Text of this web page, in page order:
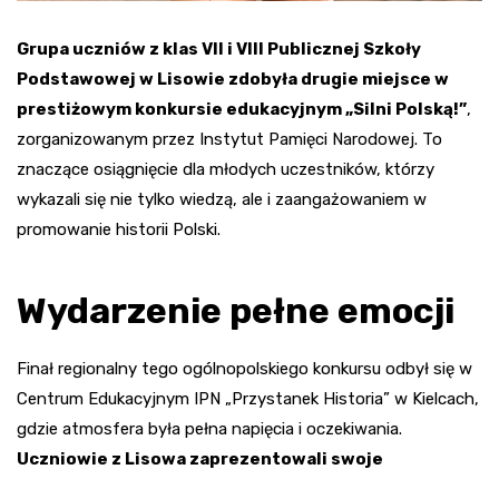
Grupa uczniów z klas VII i VIII Publicznej Szkoły
Podstawowej w Lisowie zdobyła drugie miejsce w
prestiżowym konkursie edukacyjnym „Silni Polską!”,
zorganizowanym przez Instytut Pamięci Narodowej. To
znaczące osiągnięcie dla młodych uczestników, którzy
wykazali się nie tylko wiedzą, ale i zaangażowaniem w
promowanie historii Polski.
Wydarzenie pełne emocji
Finał regionalny tego ogólnopolskiego konkursu odbył się w
Centrum Edukacyjnym IPN „Przystanek Historia” w Kielcach,
gdzie atmosfera była pełna napięcia i oczekiwania.
Uczniowie z Lisowa zaprezentowali swoje